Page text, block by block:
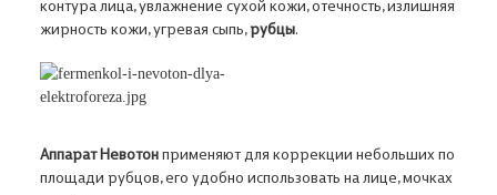
контура лица, увлажнение сухой кожи, отечность, излишняя
жирность кожи, угревая сыпь,рубцы.
Аппарат Невотонприменяют для коррекции небольших по
площади рубцов, его удобно использовать на лице, мочках
1 890 ₽